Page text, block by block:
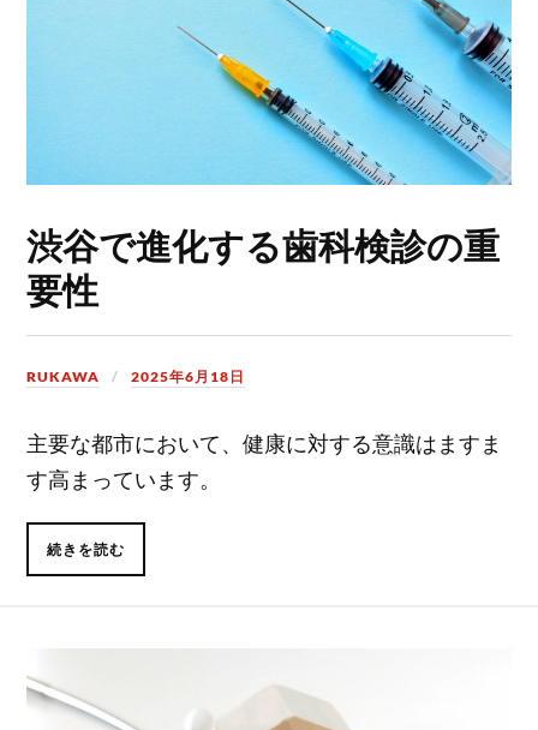
渋谷で進化する歯科検診の重
要性
RUKAWA 2025年6月18日
主要な都市において、健康に対する意識はますま
す高まっています。
続きを読む